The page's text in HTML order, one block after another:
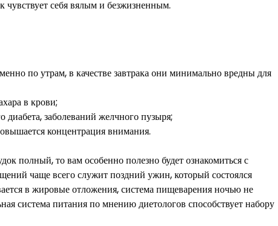
чувствует себя вялым и безжизненным.
по утрам, в качестве завтрака они минимально вредны для
в крови;
диабета, заболеваний желчного пузыря;
концентрация внимания.
полный, то вам особенно полезно будет ознакомиться с
чаще всего служит поздний ужин, который состоялся
в жировые отложения, система пищеварения ночью не
система питания по мнению диетологов способствует набору